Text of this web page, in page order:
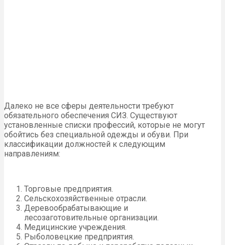
Далеко не все сферы деятельности требуют
обязательного обеспечения СИЗ. Существуют
установленные списки профессий, которые не могут
обойтись без специальной одежды и обуви. При
классификации должностей к следующим
направлениям:
Торговые предприятия.
Сельскохозяйственные отрасли.
Деревообрабатывающие и
лесозаготовительные организации.
Медицинские учреждения.
Рыболовецкие предприятия.